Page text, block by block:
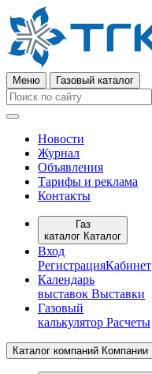
Меню Газовый каталог
Новости
Журнал
Объявления
Тарифы и реклама
Контакты
Газ
каталог Каталог
Вход
РегистрацияКабинет
Календарь
выставок Выставки
Газовый
калькулятор Расчеты
Каталог компаний Компании